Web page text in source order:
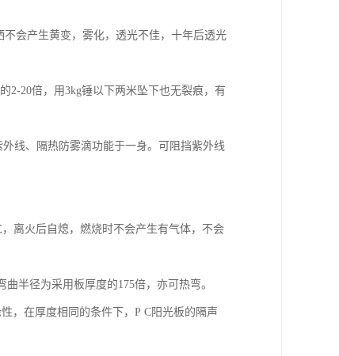
不会产生黄变，雾化，透光不佳，十年后透光
2-20倍，用3kg锤以下两米坠下也无裂痕，有
线、隔热防雾滴功能于一身。可阻挡紫外线
离火后自熄，燃烧时不会产生有气体，不会
半径为采用板厚度的175倍，亦可热弯。
，在厚度相同的条件下，P C阳光板的隔声